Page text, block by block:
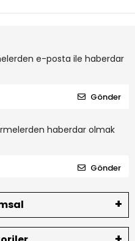
e-posta ile haberdar
Gönder
haberdar olmak
Gönder